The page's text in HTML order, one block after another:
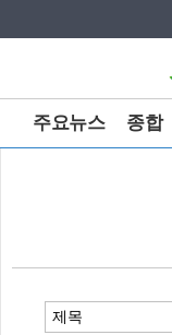
주요뉴스 종합